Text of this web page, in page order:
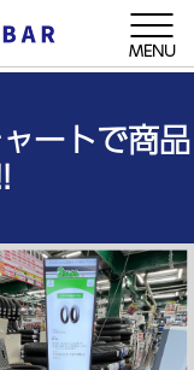
MENU
ートで商品